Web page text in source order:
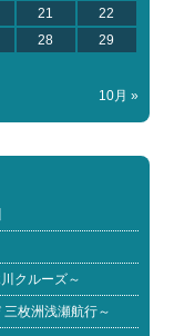
21
22
28
29
10月 »
クルーズ～
枚洲浅瀬航行～